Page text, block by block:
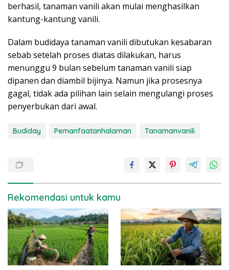
berhasil, tanaman vanili akan mulai menghasilkan
kantung-kantung vanili.
Dalam budidaya tanaman vanili dibutukan kesabaran
sebab setelah proses diatas dilakukan, harus
menunggu 9 bulan sebelum tanaman vanili siap
dipanen dan diambil bijinya. Namun jika prosesnya
gagal, tidak ada pilihan lain selain mengulangi proses
penyerbukan dari awal.
Budiday Pemanfaatanhalaman Tanamanvanili
Rekomendasi untuk kamu